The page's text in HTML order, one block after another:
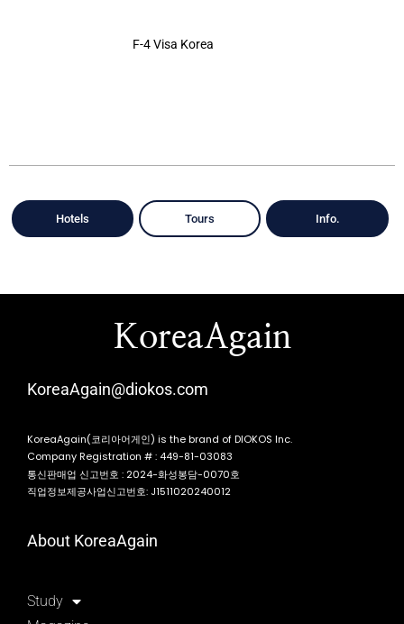
F-4 Visa Korea
Hotels Tours Info.
KoreaAgain
KoreaAgain@diokos.com
KoreaAgain(코리아어게인) is the brand of DIOKOS Inc.
Company Registration # : 449-81-03083
통신판매업 신고번호 : 2024-화성봉담-0070호
직업정보제공사업신고번호: J1511020240012
About KoreaAgain
Study